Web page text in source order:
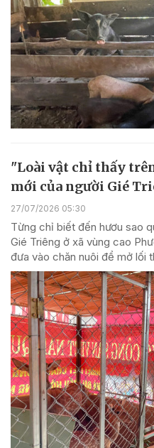
"Loài vật chỉ thấy
mới của người Gié
27/07/2026 05:30
Từng chỉ biết đến hươu sao
Gié Triêng ở xã vùng cao
đưa vào chăn nuôi để mở lối